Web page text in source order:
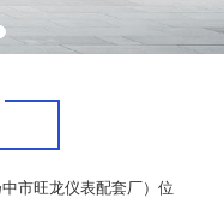
市旺龙仪表配套厂）位